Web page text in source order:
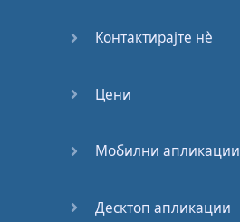
Контактирајте нѐ
Цени
Мобилни апликации
Десктоп апликации